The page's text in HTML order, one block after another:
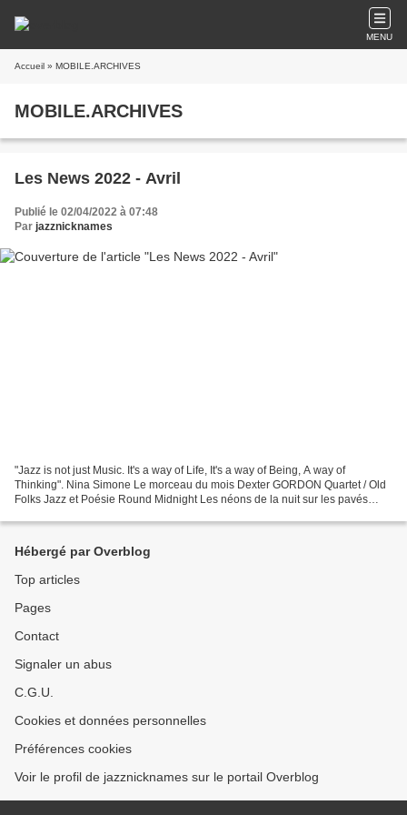
MENU
Accueil » MOBILE.ARCHIVES
MOBILE.ARCHIVES
Les News 2022 - Avril
Publié le 02/04/2022 à 07:48
Par jazznicknames
"Jazz is not just Music. It's a way of Life, It's a way of Being, A way of
Thinking". Nina Simone Le morceau du mois Dexter GORDON Quartet / Old
Folks Jazz et Poésie Round Midnight Les néons de la nuit sur les pavés
Hébergé par Overblog
Top articles
Pages
Contact
Signaler un abus
C.G.U.
Cookies et données personnelles
Préférences cookies
Voir le profil de jazznicknames sur le portail Overblog